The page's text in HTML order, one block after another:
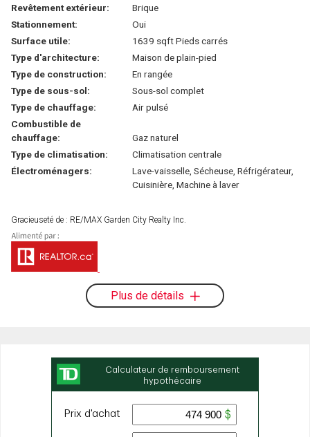
Revêtement extérieur:
Brique
Stationnement:
Oui
Surface utile:
1639 sqft Pieds carrés
Type d'architecture:
Maison de plain-pied
Type de construction:
En rangée
Type de sous-sol:
Sous-sol complet
Type de chauffage:
Air pulsé
Combustible de
chauffage:
Gaz naturel
Type de climatisation:
Climatisation centrale
Électroménagers:
Lave-vaisselle, Sécheuse, Réfrigérateur,
Cuisinière, Machine à laver
Gracieuseté de : RE/MAX Garden City Realty Inc.
Plus de détails